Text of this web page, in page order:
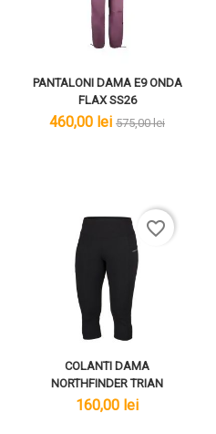
PANTALONI DAMA E9 ONDA
FLAX SS26
lei
460,00 lei lei
575,00 lei
COLANTI DAMA
NORTHFINDER TRIAN
lei
160,00 lei
favorite_border